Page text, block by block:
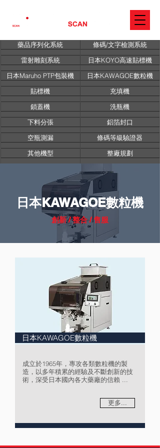
藥品序列化系統
雷射雕刻系統
日本Maruho PTP包裝機
貼標機
鎖蓋機
下料分張
空瓶測漏
其他機型
條碼/文字檢測系統
日本KOYO高速貼標機
日本KAWAGOE數粒機
充填機
洗瓶機
鋁箔封口
條碼等級驗證器
整廠規劃
日本KAWAGOE數粒機
創新 / 整合 / 售服
日本KAWAGOE數粒機
成立於1965年，專攻各類數粒機的製
造，以多年積累的經驗及不斷創新的技
術，深受日本國內各大藥廠的信賴 ...
更多...